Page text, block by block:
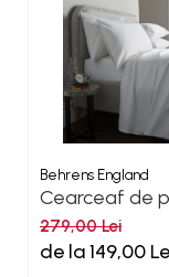
Behrens England
Cearceaf de
Percale - Alb
279,00 Lei
de la 149,00